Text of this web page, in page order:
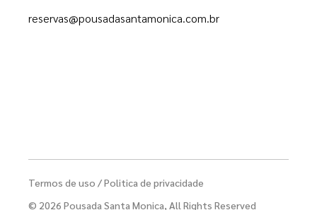
reservas@pousadasantamonica.com.br
Termos de uso / Politica de privacidade
© 2026 Pousada Santa Monica, All Rights Reserved